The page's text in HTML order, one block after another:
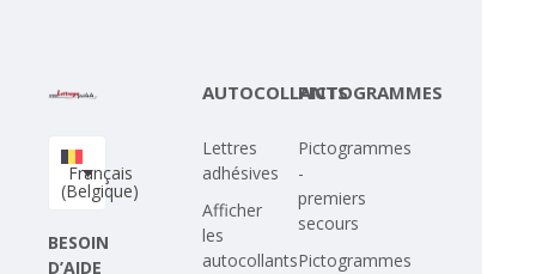
Français
(Belgique)
BESOIN
D’AIDE
AUTOCOLLANTS
Lettres
adhésives
Afficher
les
autocollants
PICTOGRAMMES
Pictogrammes
-
premiers
secours
Pictogrammes